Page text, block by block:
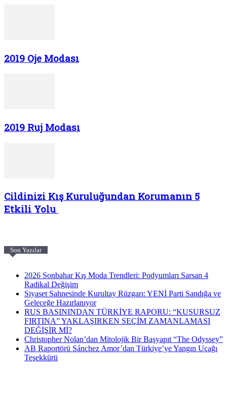
2019 Oje Modası
2019 Ruj Modası
Cildinizi Kış Kuruluğundan Korumanın 5
Etkili Yolu
Son Yazılar
2026 Sonbahar Kış Moda Trendleri: Podyumları Sarsan 4
Radikal Değişim
Siyaset Sahnesinde Kurultay Rüzgarı: YENİ Parti Sandığa ve
Geleceğe Hazırlanıyor
RUS BASININDAN TÜRKİYE RAPORU: “KUSURSUZ
FIRTINA” YAKLAŞIRKEN SEÇİM ZAMANLAMASI
DEĞİŞİR Mİ?
Christopher Nolan’dan Mitolojik Bir Başyapıt “The Odyssey”
AB Raportörü Sánchez Amor’dan Türkiye’ye Yangın Uçağı
Teşekkürü